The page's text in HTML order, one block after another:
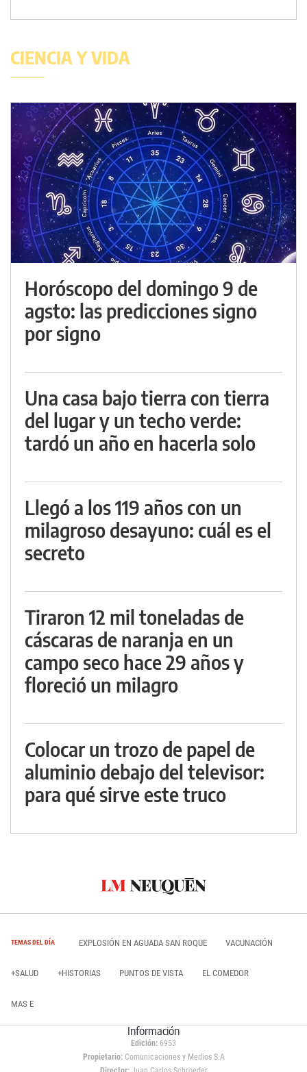
CIENCIA Y VIDA
Horóscopo del domingo 9 de
agsto: las predicciones signo
por signo
Una casa bajo tierra con tierra
del lugar y un techo verde:
tardó un año en hacerla solo
Llegó a los 119 años con un
milagroso desayuno: cuál es el
secreto
Tiraron 12 mil toneladas de
cáscaras de naranja en un
campo seco hace 29 años y
floreció un milagro
Colocar un trozo de papel de
aluminio debajo del televisor:
para qué sirve este truco
TEMAS DEL DÍA EXPLOSIÓN EN AGUADA SAN ROQUE VACUNACIÓN
+SALUD +HISTORIAS PUNTOS DE VISTA EL COMEDOR
MAS E
Información
Edición: 6953
Propietario:Comunicaciones y Medios S.A